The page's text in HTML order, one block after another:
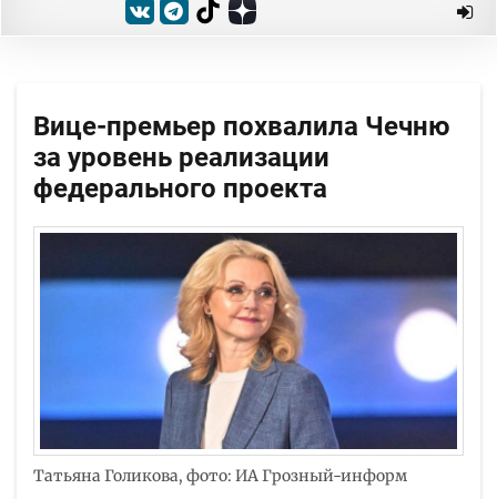
Вице-премьер похвалила Чечню
за уровень реализации
федерального проекта
Татьяна Голикова, фото: ИА Грозный-информ